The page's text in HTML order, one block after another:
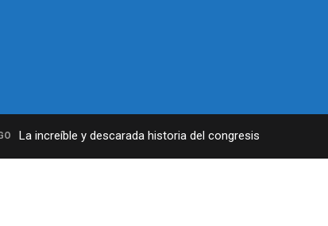
La increíble y descarada historia del congresista por NY